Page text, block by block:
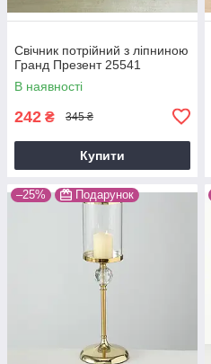
Свічник потрійний з ліпниною
Гранд Презент 25541
В наявності
242 ₴ 345 ₴
Купити
–25% Подарунок